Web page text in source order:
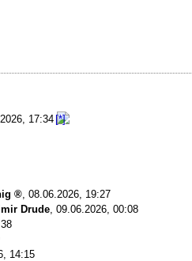
17:34
08.06.2026, 19:27
Drude 09.06.2026, 00:08
14:15